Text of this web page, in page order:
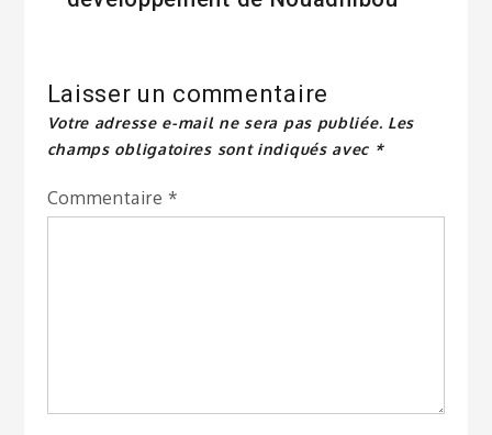
Laisser un commentaire
Votre adresse e-mail ne sera pas publiée. Les
champs obligatoires sont indiqués avec *
Commentaire *